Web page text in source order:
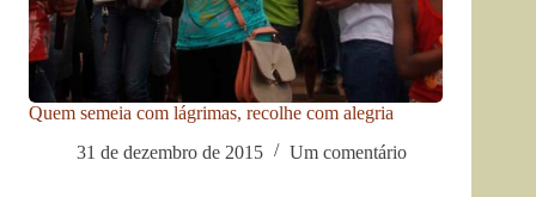
Quem semeia com lágrimas, recolhe com alegria
31 de dezembro de 2015
Um comentário